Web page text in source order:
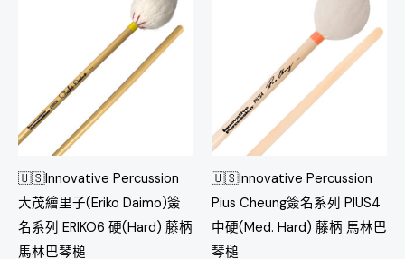
🇺🇸Innovative Percussion
大茂繪里子(Eriko Daimo)簽
名系列 ERIKO6 硬(Hard) 藤柄
馬林巴琴槌
🇺🇸Innovative Percussion
Pius Cheung簽名系列 PIUS4
中硬(Med. Hard) 藤柄 馬林巴
琴槌